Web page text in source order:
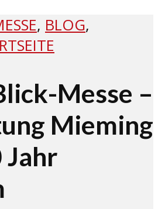
, BLOG,
Messe –
Mieming